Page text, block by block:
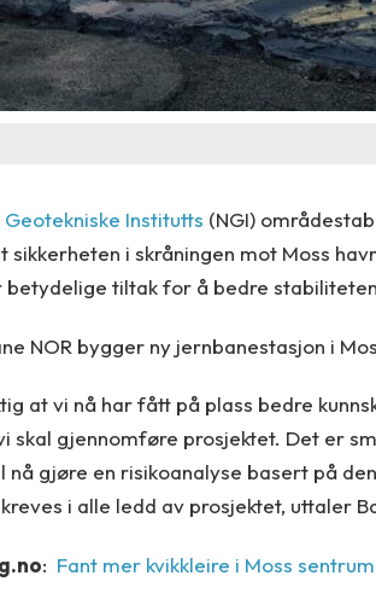
Geotekniske Institutts (NGI)
sikkerheten i skråningen mot Moss
tiltak for å bedre
NOR bygger ny jernbanestasjon i
at vi nå har fått på plass bedre
skal gjennomføre prosjektet. Det er
nå gjøre en risikoanalyse basert på
i alle ledd av prosjektet, uttaler
: Fant mer kvikkleire i Moss sentrum